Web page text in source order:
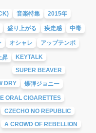
音楽特集 2015年
盛り上がる 疾走感 中毒
オシャレ アップテンポ
昇
KEYTALK
SUPER BEAVER
DRY 爆弾ジョニー
ORAL CIGARETTES
CZECHO NO REPUBLIC
A CROWD OF REBELLION